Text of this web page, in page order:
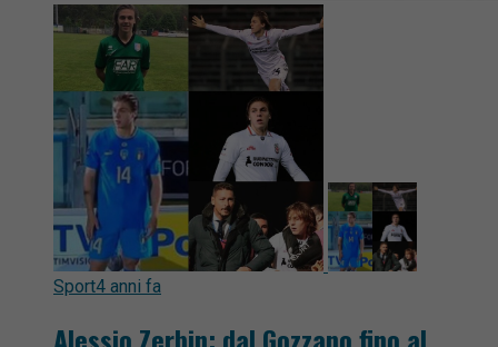
Sport4 anni fa
Alessio Zerbin: dal Gozzano fino al